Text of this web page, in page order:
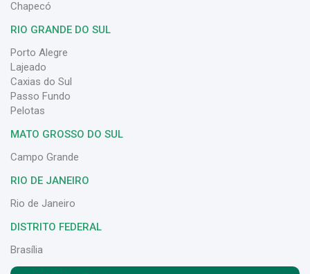
Chapecó
RIO GRANDE DO SUL
Porto Alegre
Lajeado
Caxias do Sul
Passo Fundo
Pelotas
MATO GROSSO DO SUL
Campo Grande
RIO DE JANEIRO
Rio de Janeiro
DISTRITO FEDERAL
Brasília